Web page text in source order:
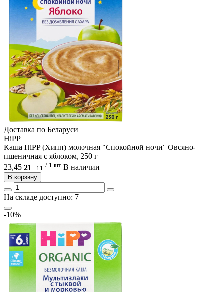
Доcтавка по Беларуси
HiPP
Каша HiPP (Хипп) молочная "Спокойной ночи" Овсяно-
пшеничная с яблоком, 250 г
23,45 21 11 / 1 шт В наличии
В корзину
На складе доступно: 7
-10%